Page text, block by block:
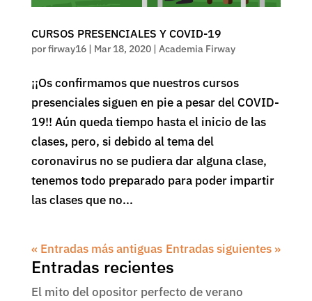
CURSOS PRESENCIALES Y COVID-19
porfirway16| Mar 18, 2020| Academia Firway
¡¡Os confirmamos que nuestros cursos
presenciales siguen en pie a pesar del COVID-
19!! Aún queda tiempo hasta el inicio de las
clases, pero, si debido al tema del
coronavirus no se pudiera dar alguna clase,
tenemos todo preparado para poder impartir
las clases que no...
« Entradas más antiguas Entradas siguientes »
Entradas recientes
El mito del opositor perfecto de verano